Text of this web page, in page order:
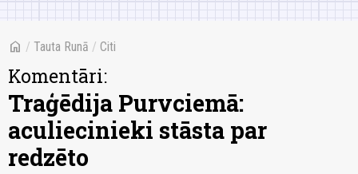
home / Tauta Runā / Citi
Komentāri:
Traģēdija Purvciemā:
aculiecinieki stāsta par
redzēto